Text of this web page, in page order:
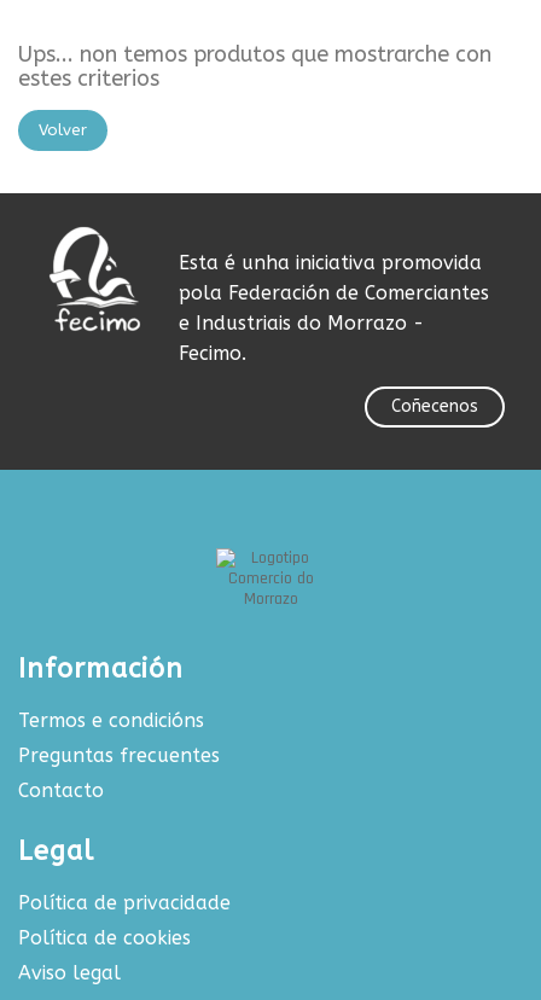
Ups... non temos produtos que mostrarche con
estes criterios
Volver
Esta é unha iniciativa promovida
pola Federación de Comerciantes
e Industriais do Morrazo -
Fecimo.
Coñecenos
Información
Termos e condicións
Preguntas frecuentes
Contacto
Legal
Política de privacidade
Política de cookies
Aviso legal